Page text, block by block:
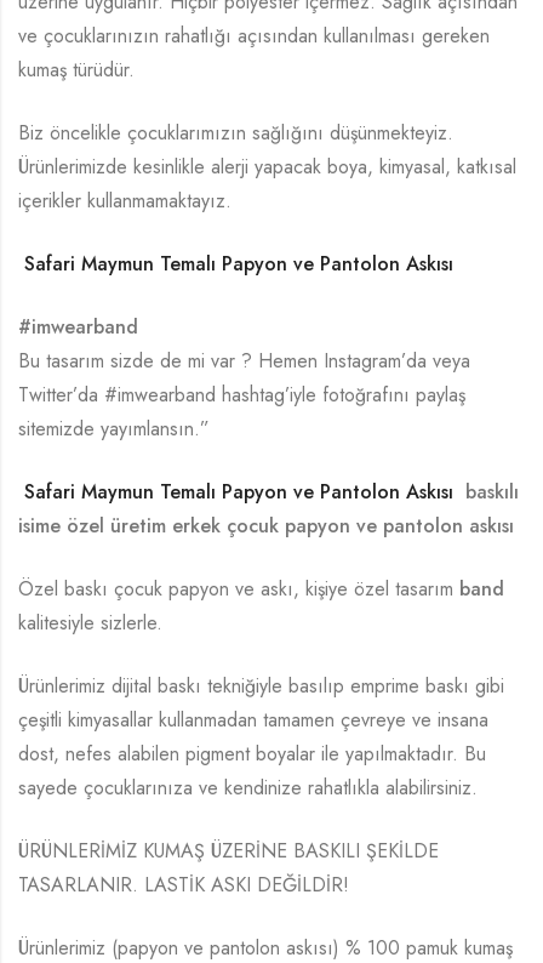
ve çocuklarınızın rahatlığı açısından kullanılması gereken
kumaş türüdür.
Biz öncelikle çocuklarımızın sağlığını düşünmekteyiz.
Ürünlerimizde kesinlikle alerji yapacak boya, kimyasal, katkısal
içerikler kullanmamaktayız.
Safari Maymun Temalı Papyon ve Pantolon Askısı
#imwearband
Bu tasarım sizde de mi var ? Hemen Instagram’da veya
Twitter’da #imwearband hashtag’iyle fotoğrafını paylaş
sitemizde yayımlansın.”
Safari Maymun Temalı Papyon ve Pantolon Askısı baskılı
isime özel üretim erkek çocuk papyon ve pantolon askısı
Özel baskı çocuk papyon ve askı, kişiye özel tasarım band
kalitesiyle sizlerle.
Ürünlerimiz dijital baskı tekniğiyle basılıp emprime baskı gibi
çeşitli kimyasallar kullanmadan tamamen çevreye ve insana
dost, nefes alabilen pigment boyalar ile yapılmaktadır. Bu
sayede çocuklarınıza ve kendinize rahatlıkla alabilirsiniz.
ÜRÜNLERİMİZ KUMAŞ ÜZERİNE BASKILI ŞEKİLDE
TASARLANIR. LASTİK ASKI DEĞİLDİR!
Ürünlerimiz (papyon ve pantolon askısı) % 100 pamuk kumaş